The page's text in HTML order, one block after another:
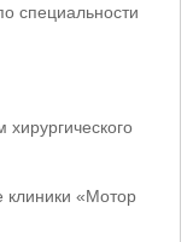
специальности
клиники «Мотор